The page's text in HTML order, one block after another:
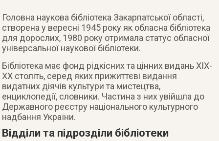
Головна наукова бібліотека Закарпатської області,
створена у вересні 1945 року як обласна бібліотека
для дорослих, 1980 року отримала статус обласної
універсальної наукової бібліотеки.
Бібліотека має фонд рідкісних та цінних видань ХІХ-
ХХ століть, серед яких прижиттєві видання
видатних діячів культури та мистецтва,
енциклопедії, словники. Частина з них увійшла до
Державного реєстру національного культурного
надбання України.
Відділи та підрозділи бібліотеки